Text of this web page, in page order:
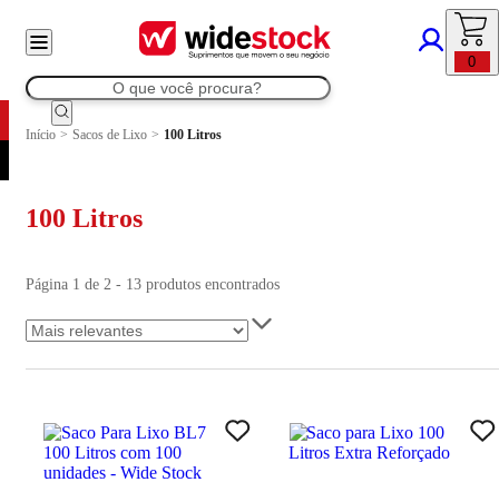
0
Início > Sacos de Lixo > 100 Litros
100 Litros
Página 1 de 2 - 13 produtos encontrados